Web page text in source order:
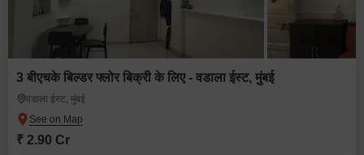
3 बीएचके बिल्डर फ्लोर बिक्री के लिए - वडाला ईस्ट, मुंबई
वडाला ईस्ट, मुंबई
₹ 2.90 Cr